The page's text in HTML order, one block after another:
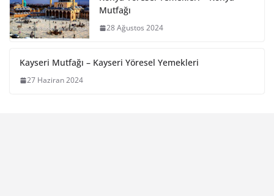
Mutfağı
28 Ağustos 2024
Kayseri Mutfağı – Kayseri Yöresel Yemekleri
27 Haziran 2024